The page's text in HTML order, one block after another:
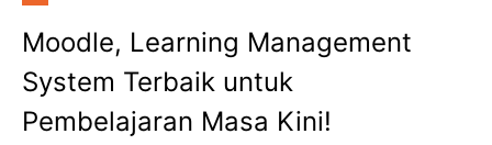
Moodle, Learning Management
System Terbaik untuk
Pembelajaran Masa Kini!